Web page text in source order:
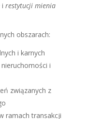
i restytucji mienia
obszarach:
i karnych
i
związanych z
ramach transakcji